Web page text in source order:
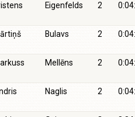
Eigenfelds 2
Bulavs 2
Mellēns 2
Naglis 2